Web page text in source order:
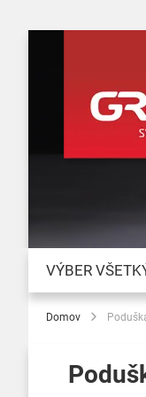
VÝBER
Domov